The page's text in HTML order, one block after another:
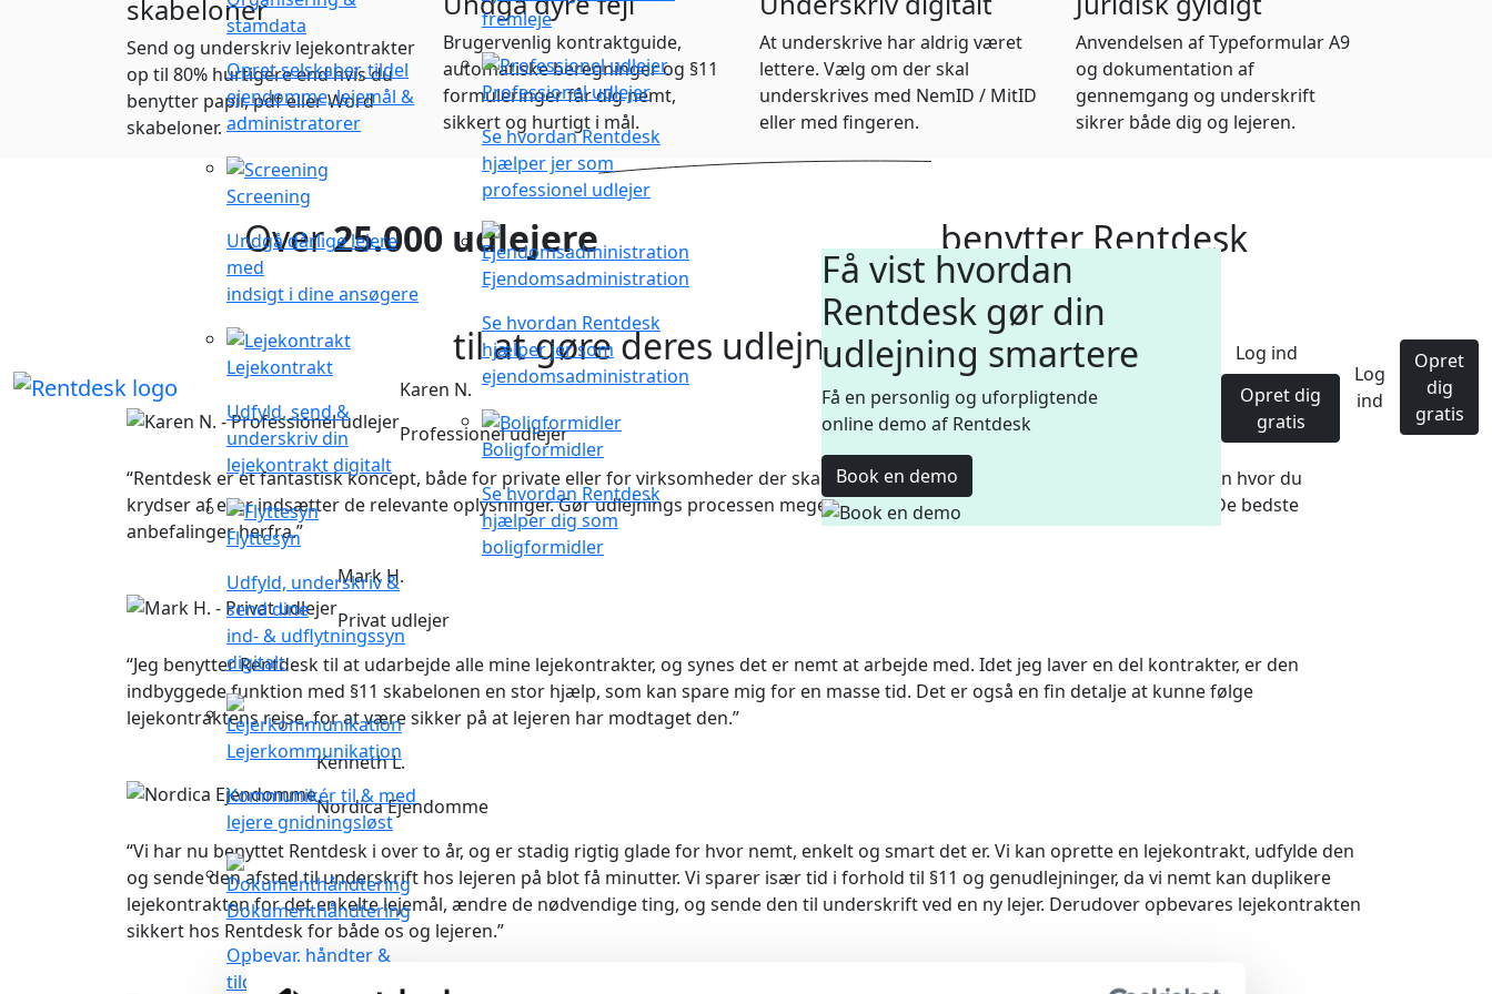
stamdata
Opret selskaber, tildel
ejendomme, lejemål &
administratorer
Screening
Undgå dårlige lejere
med
indsigt i dine ansøgere
Lejekontrakt
Udfyld, send &
underskriv din
lejekontrakt digitalt
Flyttesyn
Udfyld, underskriv &
send dine
ind- & udflytningssyn
digitalt
Lejerkommunikation
Kommunikér til & med
lejere gnidningsløst
Dokumenthåndtering
Opbevar, håndter &
tildel
fremleje
Professionel udlejer
Se hvordan Rentdesk
hjælper jer som
professionel udlejer
Ejendomsadministration
Se hvordan Rentdesk
hjælper jer som
ejendomsadministration
Boligformidler
Se hvordan Rentdesk
hjælper dig som
boligformidler
Få vist hvordan
Rentdesk gør din
udlejning smartere
Få en personlig og uforpligtende
online demo af Rentdesk
Book en demo
Log ind
Opret dig
gratis
Log
ind
Opret
dig
gratis
skabeloner
Send og underskriv lejekontrakter
op til 80% hurtigere end hvis du
benytter papir, pdf eller Word
skabeloner.
Brugervenlig kontraktguide,
automatiske beregninger og §11
formuleringer får dig nemt,
sikkert og hurtigt i mål.
At underskrive har aldrig været
lettere. Vælg om der skal
underskrives med NemID / MitID
eller med fingeren.
Anvendelsen af Typeformular A9
og dokumentation af
gennemgang og underskrift
sikrer både dig og lejeren.
Over25.000 udlejere benytter Rentdesk
til at gøre deres udlejning smartere
Karen N.
Professionel udlejer
“Rentdesk er et fantastisk koncept, både for private eller for virksomheder der skal udleje. Den guider dig igennem hele kontrakten hvor du
krydser af eller indsætter de relevante oplysninger. Gør udlejnings processen meget nemmere, kommer aldrig til at bruge andet. De bedste
anbefalinger herfra.”
Mark H.
Privat udlejer
“Jeg benytter Rentdesk til at udarbejde alle mine lejekontrakter, og synes det er nemt at arbejde med. Idet jeg laver en del kontrakter, er den
indbyggede funktion med §11 skabelonen en stor hjælp, som kan spare mig for en masse tid. Det er også en fin detalje at kunne følge
lejekontraktens rejse, for at være sikker på at lejeren har modtaget den.”
Kenneth L.
Nordica Ejendomme
“Vi har nu benyttet Rentdesk i over to år, og er stadig rigtig glade for hvor nemt, enkelt og smart det er. Vi kan oprette en lejekontrakt, udfylde den
og sende den afsted til underskrift hos lejeren på blot få minutter. Vi sparer især tid i forhold til §11 og genudlejninger, da vi nemt kan duplikere
lejekontrakten for det enkelte lejemål, ændre de nødvendige ting, og sende den til underskrift ved en ny lejer. Derudover opbevares lejekontrakten
sikkert hos Rentdesk for både os og lejeren.”